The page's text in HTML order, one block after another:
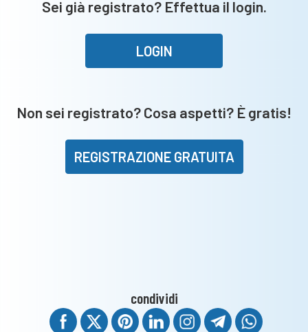
valanga,
tra
Icierre
Fc
Football
Club
Sei già registrato? Effettua il login.
LOGIN
Non sei registrato? Cosa aspetti? È gratis!
REGISTRAZIONE GRATUITA
condividi